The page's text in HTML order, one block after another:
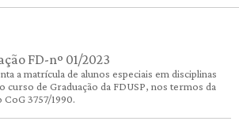
FD-nº 01/2023
a matrícula de alunos especiais em disciplinas
curso de Graduação da FDUSP, nos termos da
CoG 3757/1990.